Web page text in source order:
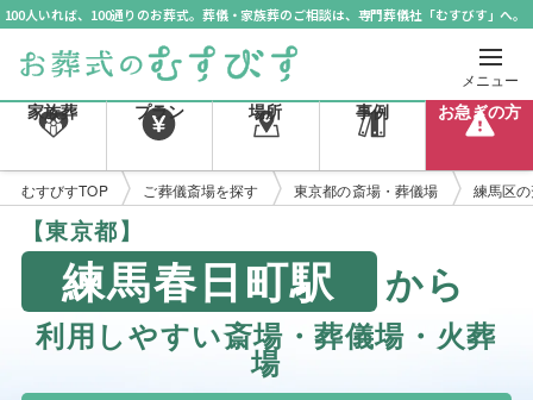
100人いれば、100通りのお葬式。葬儀・家族葬のご相談は、専門葬儀社「むすびす」へ。
メニュー
家族葬 プラン 場所 事例 お急ぎの方
むすびすTOP ご葬儀斎場を探す 東京都の斎場・葬儀場 練馬区
【東京都】
練馬春日町駅 から
利用しやすい斎場・葬儀場・火葬
場